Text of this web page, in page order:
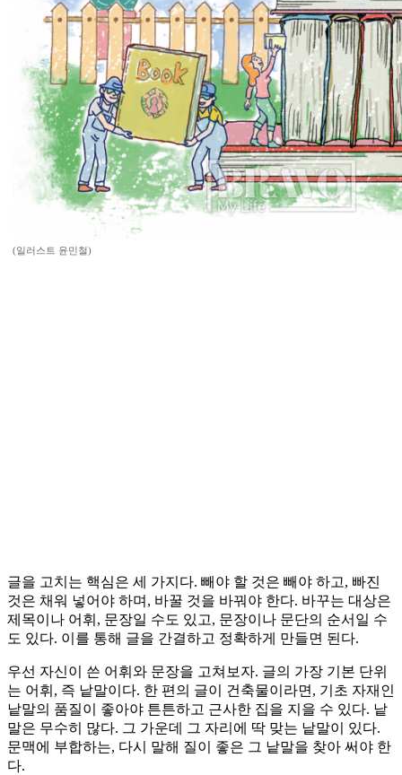
(일러스트 윤민철)
글을 고치는 핵심은 세 가지다. 빼야 할 것은 빼야 하고, 빠진
것은 채워 넣어야 하며, 바꿀 것을 바꿔야 한다. 바꾸는 대상은
제목이나 어휘, 문장일 수도 있고, 문장이나 문단의 순서일 수
도 있다. 이를 통해 글을 간결하고 정확하게 만들면 된다.
우선 자신이 쓴 어휘와 문장을 고쳐보자. 글의 가장 기본 단위
는 어휘, 즉 낱말이다. 한 편의 글이 건축물이라면, 기초 자재인
낱말의 품질이 좋아야 튼튼하고 근사한 집을 지을 수 있다. 낱
말은 무수히 많다. 그 가운데 그 자리에 딱 맞는 낱말이 있다.
문맥에 부합하는, 다시 말해 질이 좋은 그 낱말을 찾아 써야 한
다.